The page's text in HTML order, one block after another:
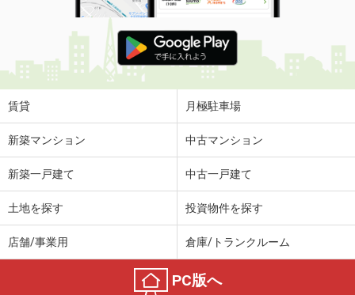
賃貸 月極駐車場
新築マンション 中古マンション
新築一戸建て 中古一戸建て
土地を探す 投資物件を探す
店舗/事業用 倉庫/トランクルーム
PC版へ